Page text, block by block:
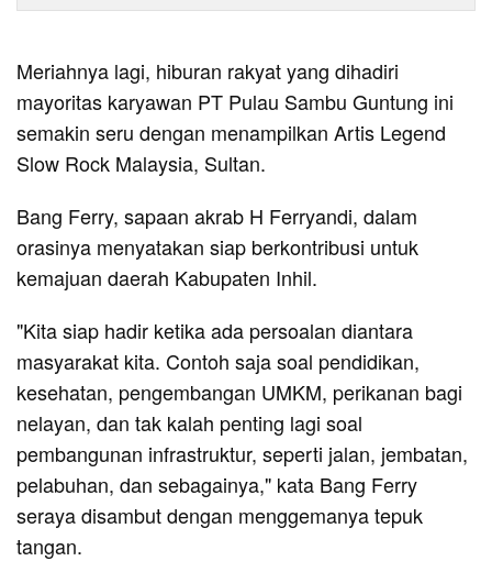
Meriahnya lagi, hiburan rakyat yang dihadiri
mayoritas karyawan PT Pulau Sambu Guntung ini
semakin seru dengan menampilkan Artis Legend
Slow Rock Malaysia, Sultan.
Bang Ferry, sapaan akrab H Ferryandi, dalam
orasinya menyatakan siap berkontribusi untuk
kemajuan daerah Kabupaten Inhil.
"Kita siap hadir ketika ada persoalan diantara
masyarakat kita. Contoh saja soal pendidikan,
kesehatan, pengembangan UMKM, perikanan bagi
nelayan, dan tak kalah penting lagi soal
pembangunan infrastruktur, seperti jalan, jembatan,
pelabuhan, dan sebagainya," kata Bang Ferry
seraya disambut dengan menggemanya tepuk
tangan.